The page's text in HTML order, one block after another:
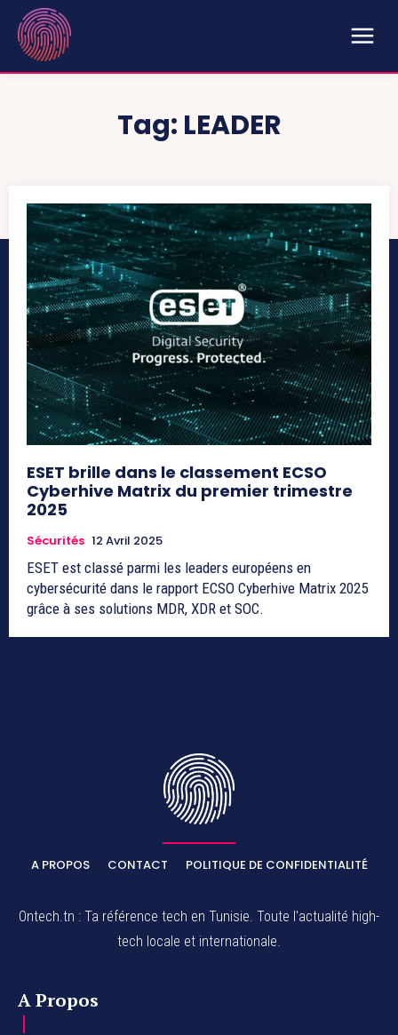
Tag: LEADER
ESET brille dans le classement ECSO
Cyberhive Matrix du premier trimestre
2025
Sécurités 12 Avril 2025
ESET est classé parmi les leaders européens en
cybersécurité dans le rapport ECSO Cyberhive Matrix 2025
grâce à ses solutions MDR, XDR et SOC.
A PROPOS CONTACT POLITIQUE DE CONFIDENTIALITÉ
Ontech.tn : Ta référence tech en Tunisie. Toute l'actualité high-
tech locale et internationale.
A Propos